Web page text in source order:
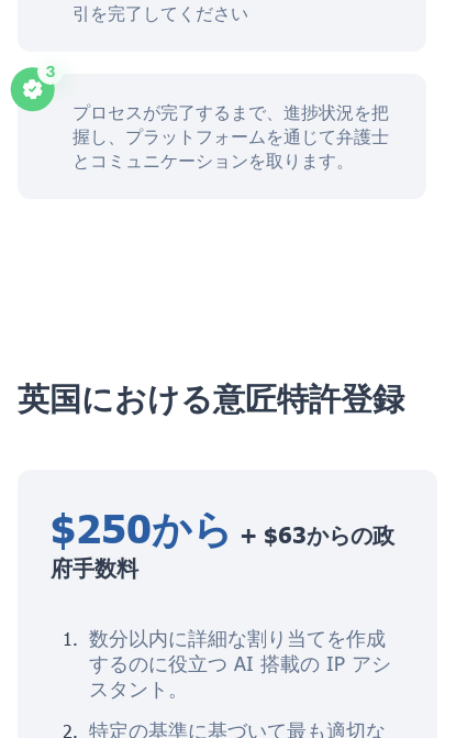
引を完了してください
プロセスが完了するまで、進捗状況を把
握し、プラットフォームを通じて弁護士
とコミュニケーションを取ります。
英国における意匠特許登録
$250から + $63からの政
府手数料
数分以内に詳細な割り当てを作成
するのに役立つ AI 搭載の IP アシ
スタント。
特定の基準に基づいて最も適切な